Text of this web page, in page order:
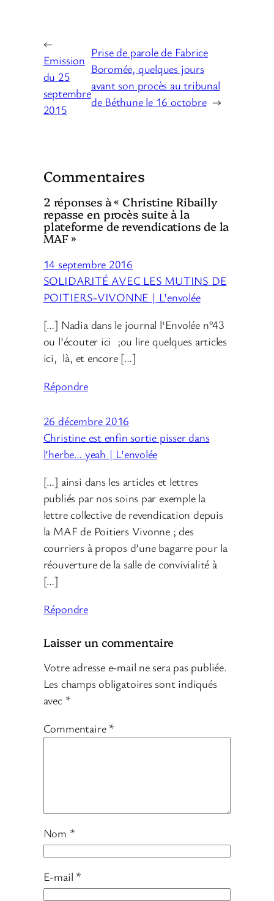
←
Emission
du 25
septembre
2015
Prise de parole de Fabrice
Boromée, quelques jours
avant son procès au tribunal
de Béthune le 16 octobre →
Commentaires
2 réponses à « Christine Ribailly
repasse en procès suite à la
plateforme de revendications de la
MAF »
14 septembre 2016
SOLIDARITÉ AVEC LES MUTINS DE
POITIERS-VIVONNE | L'envolée
[…] Nadia dans le journal l‘Envolée n°43
ou l’écouter ici ;ou lire quelques articles
ici, là, et encore […]
Répondre
26 décembre 2016
Christine est enfin sortie pisser dans
l’herbe… yeah | L'envolée
[…] ainsi dans les articles et lettres
publiés par nos soins par exemple la
lettre collective de revendication depuis
la MAF de Poitiers Vivonne ; des
courriers à propos d’une bagarre pour la
réouverture de la salle de convivialité à
[…]
Répondre
Laisser un commentaire
Votre adresse e-mail ne sera pas publiée.
Les champs obligatoires sont indiqués
avec *
Commentaire *
Nom *
E-mail *